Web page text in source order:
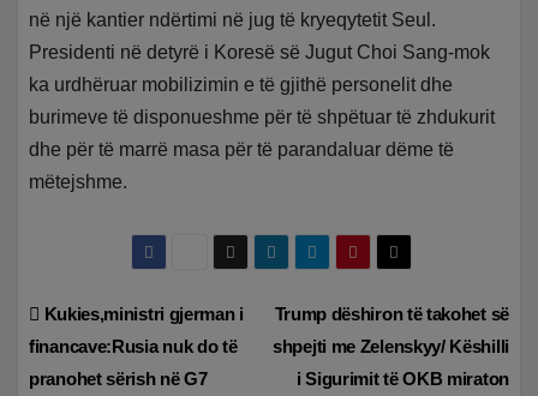
në një kantier ndërtimi në jug të kryeqytetit Seul.
Presidenti në detyrë i Koresë së Jugut Choi Sang-mok
ka urdhëruar mobilizimin e të gjithë personelit dhe
burimeve të disponueshme për të shpëtuar të zhdukurit
dhe për të marrë masa për të parandaluar dëme të
mëtejshme.
Lëvizje
te
Trump dëshiron të takohet së
shpejti me Zelenskyy/ Këshilli
i Sigurimit të OKB miraton
Kukies,ministri gjerman i
financave:Rusia nuk do të
pranohet sërish në G7